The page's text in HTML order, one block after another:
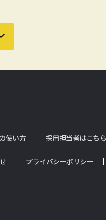
使い方 採用担当者はこちら
プライバシーポリシー